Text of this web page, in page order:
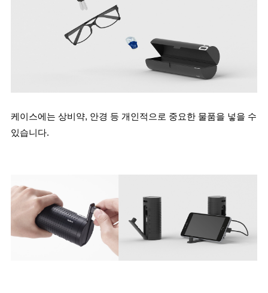
케이스에는 상비약, 안경 등 개인적으로 중요한 물품을 넣을 수
있습니다.